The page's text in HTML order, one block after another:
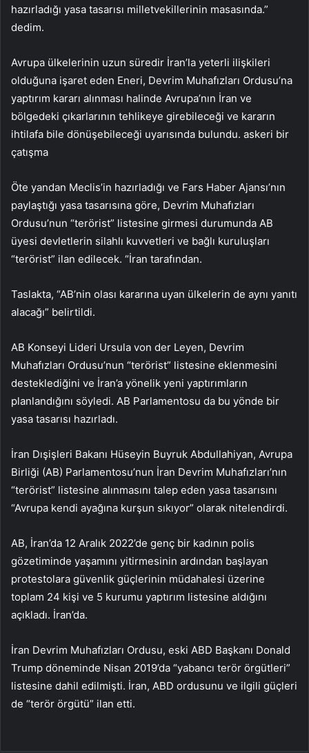
hazırladığı yasa tasarısı milletvekillerinin masasında.”
dedim.
Avrupa ülkelerinin uzun süredir İran’la yeterli ilişkileri
olduğuna işaret eden Eneri, Devrim Muhafızları Ordusu’na
yaptırım kararı alınması halinde Avrupa’nın İran ve
bölgedeki çıkarlarının tehlikeye girebileceği ve kararın
ihtilafa bile dönüşebileceği uyarısında bulundu. askeri bir
çatışma
Öte yandan Meclis’in hazırladığı ve Fars Haber Ajansı’nın
paylaştığı yasa tasarısına göre, Devrim Muhafızları
Ordusu’nun “terörist” listesine girmesi durumunda AB
üyesi devletlerin silahlı kuvvetleri ve bağlı kuruluşları
“terörist” ilan edilecek. “İran tarafından.
Taslakta, “AB’nin olası kararına uyan ülkelerin de aynı yanıtı
alacağı” belirtildi.
AB Konseyi Lideri Ursula von der Leyen, Devrim
Muhafızları Ordusu’nun “terörist” listesine eklenmesini
desteklediğini ve İran’a yönelik yeni yaptırımların
planlandığını söyledi. AB Parlamentosu da bu yönde bir
yasa tasarısı hazırladı.
İran Dışişleri Bakanı Hüseyin Buyruk Abdullahiyan, Avrupa
Birliği (AB) Parlamentosu’nun İran Devrim Muhafızları’nın
“terörist” listesine alınmasını talep eden yasa tasarısını
“Avrupa kendi ayağına kurşun sıkıyor” olarak nitelendirdi.
AB, İran’da 12 Aralık 2022’de genç bir kadının polis
gözetiminde yaşamını yitirmesinin ardından başlayan
protestolara güvenlik güçlerinin müdahalesi üzerine
toplam 24 kişi ve 5 kurumu yaptırım listesine aldığını
açıkladı. İran’da.
İran Devrim Muhafızları Ordusu, eski ABD Başkanı Donald
Trump döneminde Nisan 2019’da “yabancı terör örgütleri”
listesine dahil edilmişti. İran, ABD ordusunu ve ilgili güçleri
de “terör örgütü” ilan etti.